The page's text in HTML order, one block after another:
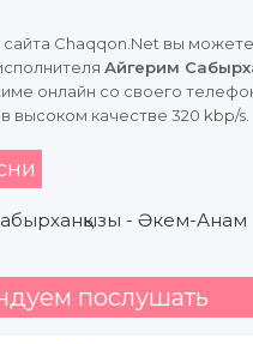
Chaqqon.Net вы
Айгерим
онлайн со своего
высоком качестве 320 kbp/s.
- Әкем-Анам
послушать